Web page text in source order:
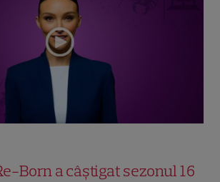
Born a câștigat sezonul 16